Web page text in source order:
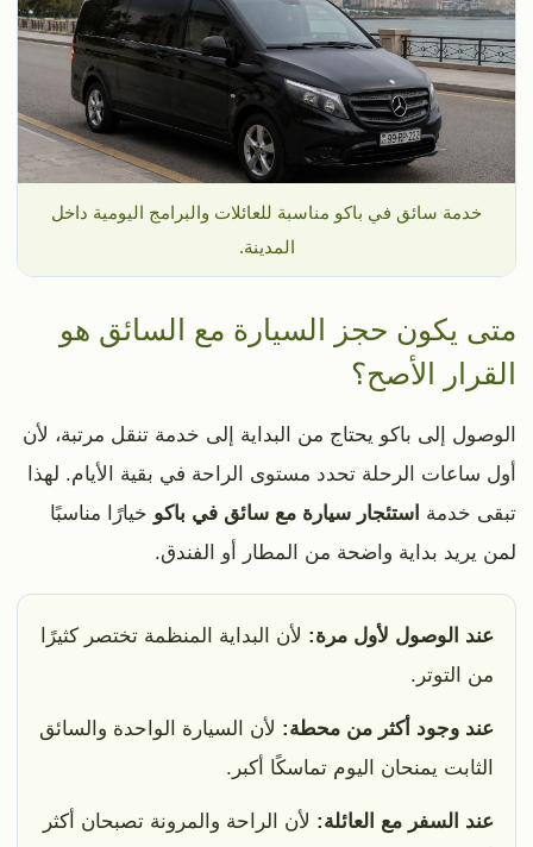
خدمة سائق في باكو مناسبة للعائلات والبرامج اليومية داخل
المدينة.
متى يكون حجز السيارة مع السائق هو
القرار الأصح؟
الوصول إلى باكو يحتاج من البداية إلى خدمة تنقل مرتبة، لأن
أول ساعات الرحلة تحدد مستوى الراحة في بقية الأيام. لهذا
تبقى خدمة استئجار سيارة مع سائق في باكو خيارًا مناسبًا
لمن يريد بداية واضحة من المطار أو الفندق.
عند الوصول لأول مرة: لأن البداية المنظمة تختصر كثيرًا
من التوتر.
عند وجود أكثر من محطة: لأن السيارة الواحدة والسائق
الثابت يمنحان اليوم تماسكًا أكبر.
عند السفر مع العائلة: لأن الراحة والمرونة تصبحان أكثر